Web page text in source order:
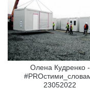
Олена Кудренко -
23052022